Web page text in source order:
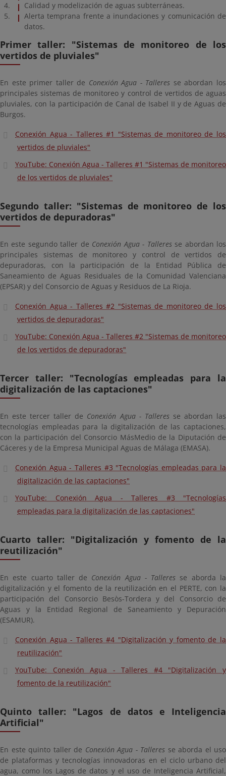
Calidad y modelización de aguas subterráneas.
Alerta temprana frente a inundaciones y comunicación de
datos.
Primer taller: "Sistemas de monitoreo de los
vertidos de pluviales"
En este primer taller de Conexión Agua - Talleres se abordan los
principales sistemas de monitoreo y control de vertidos de aguas
pluviales, con la participación de Canal de Isabel II y de Aguas de
Burgos.
Conexión Agua - Talleres #1 "Sistemas de monitoreo de los
vertidos de pluviales"
YouTube: Conexión Agua - Talleres #1 "Sistemas de monitoreo
de los vertidos de pluviales"
Segundo taller: "Sistemas de monitoreo de los
vertidos de depuradoras"
En este segundo taller de Conexión Agua - Talleresse abordan los
principales sistemas de monitoreo y control de vertidos de
depuradoras, con la participación de la Entidad Pública de
Saneamiento de Aguas Residuales de la Comunidad Valenciana
(EPSAR) y del Consorcio de Aguas y Residuos de La Rioja.
Conexión Agua - Talleres #2 "Sistemas de monitoreo de los
vertidos de depuradoras"
YouTube: Conexión Agua - Talleres #2 "Sistemas de monitoreo
de los vertidos de depuradoras"
Tercer taller: "Tecnologías empleadas para la
digitalización de las captaciones"
En este tercer taller de Conexión Agua - Talleresse abordan las
tecnologías empleadas para la digitalización de las captaciones,
con la participación del Consorcio MásMedio de la Diputación de
Cáceres y de la Empresa Municipal Aguas de Málaga (EMASA).
Conexión Agua - Talleres #3 "Tecnologías empleadas para la
digitalización de las captaciones"
YouTube: Conexión Agua - Talleres #3 "Tecnologías
empleadas para la digitalización de las captaciones"
Cuarto taller: "Digitalización y fomento de la
reutilización"
En este cuarto taller de Conexión Agua - Talleres se aborda la
digitalización y el fomento de la reutilización en el PERTE, con la
participación del Consorcio Besòs-Tordera y del Consorcio de
Aguas y la Entidad Regional de Saneamiento y Depuración
(ESAMUR).
Conexión Agua - Talleres #4 "Digitalización y fomento de la
reutilización"
YouTube: Conexión Agua - Talleres #4 "Digitalización y
fomento de la reutilización"
Quinto taller: "Lagos de datos e Inteligencia
Artificial"
En este quinto taller de Conexión Agua - Talleres se aborda el uso
de plataformas y tecnologías innovadoras en el ciclo urbano del
agua, como los Lagos de datos y el uso de Inteligencia Artificial,